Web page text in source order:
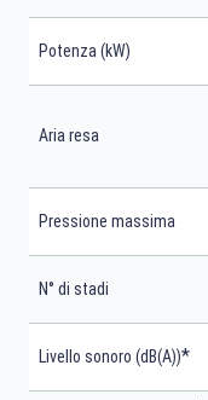
Potenza (kW)
Aria resa
Pressione massima
N° di stadi
Livello sonoro (dB(A))*